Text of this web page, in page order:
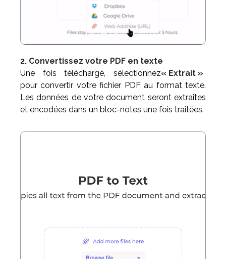
2. Convertissez votre PDF en texte
Une fois téléchargé, sélectionnez« Extrait »
pour convertir votre fichier PDF au format texte.
Les données de votre document seront extraites
et encodées dans un bloc-notes une fois traitées.